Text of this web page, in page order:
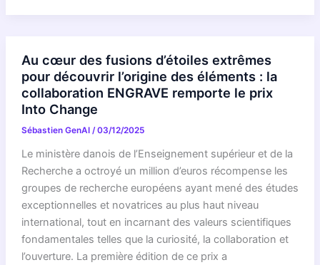
dévoile
LA
fonction
va
TOUT
changer
dans
vos
collaborations
d’ici
2026
Au cœur des fusions d’étoiles extrêmes
pour découvrir l’origine des éléments : la
collaboration ENGRAVE remporte le prix
Into Change
Sébastien GenAI /03/12/2025
Le ministère danois de l’Enseignement supérieur et de la
Recherche a octroyé un million d’euros récompense les
groupes de recherche européens ayant mené des études
exceptionnelles et novatrices au plus haut niveau
international, tout en incarnant des valeurs scientifiques
fondamentales telles que la curiosité, la collaboration et
l’ouverture. La première édition de ce prix a